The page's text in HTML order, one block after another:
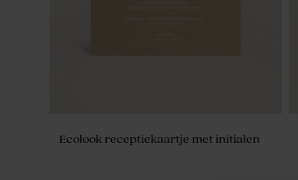
Ecolook receptiekaartje met initialen